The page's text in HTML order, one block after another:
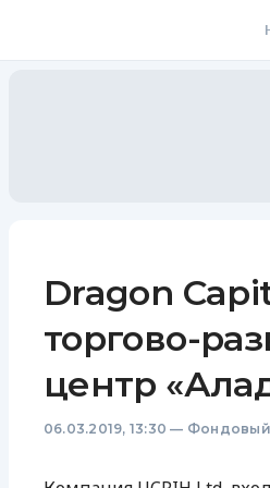
Dragon
торгово-
центр
06.03.2019, 13:30 —